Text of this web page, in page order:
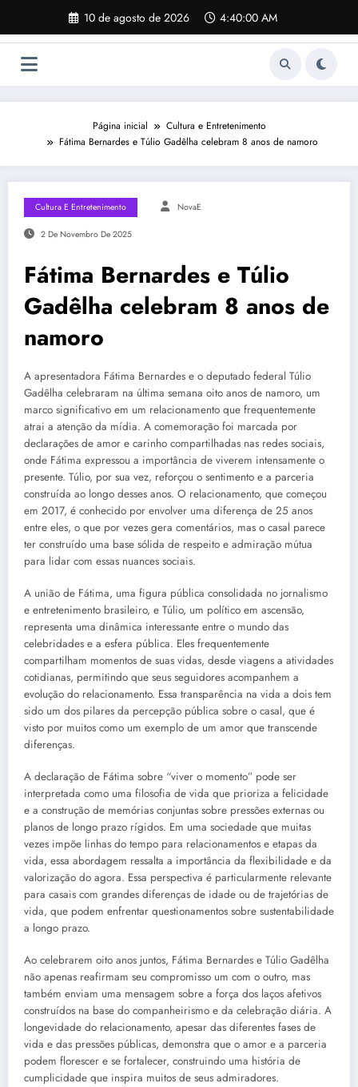
o
10 de agosto de 2026 4:40:01 AM
Página inicial
Cultura e Entretenimento
Fátima Bernardes e Túlio Gadêlha celebram 8 anos de namoro
Cultura E Entretenimento NovaE
2 De Novembro De 2025
Fátima Bernardes e Túlio
Gadêlha celebram 8 anos de
namoro
A apresentadora Fátima Bernardes e o deputado federal Túlio
Gadêlha celebraram na última semana oito anos de namoro, um
marco significativo em um relacionamento que frequentemente
atrai a atenção da mídia. A comemoração foi marcada por
declarações de amor e carinho compartilhadas nas redes sociais,
onde Fátima expressou a importância de viverem intensamente o
presente. Túlio, por sua vez, reforçou o sentimento e a parceria
construída ao longo desses anos. O relacionamento, que começou
em 2017, é conhecido por envolver uma diferença de 25 anos
entre eles, o que por vezes gera comentários, mas o casal parece
ter construído uma base sólida de respeito e admiração mútua
para lidar com essas nuances sociais.
A união de Fátima, uma figura pública consolidada no jornalismo
e entretenimento brasileiro, e Túlio, um político em ascensão,
representa uma dinâmica interessante entre o mundo das
celebridades e a esfera pública. Eles frequentemente
compartilham momentos de suas vidas, desde viagens a atividades
cotidianas, permitindo que seus seguidores acompanhem a
evolução do relacionamento. Essa transparência na vida a dois tem
sido um dos pilares da percepção pública sobre o casal, que é
visto por muitos como um exemplo de um amor que transcende
diferenças.
A declaração de Fátima sobre “viver o momento” pode ser
interpretada como uma filosofia de vida que prioriza a felicidade
e a construção de memórias conjuntas sobre pressões externas ou
planos de longo prazo rígidos. Em uma sociedade que muitas
vezes impõe linhas do tempo para relacionamentos e etapas da
vida, essa abordagem ressalta a importância da flexibilidade e da
valorização do agora. Essa perspectiva é particularmente relevante
para casais com grandes diferenças de idade ou de trajetórias de
vida, que podem enfrentar questionamentos sobre sustentabilidade
a longo prazo.
Ao celebrarem oito anos juntos, Fátima Bernardes e Túlio Gadêlha
não apenas reafirmam seu compromisso um com o outro, mas
também enviam uma mensagem sobre a força dos laços afetivos
construídos na base do companheirismo e da celebração diária. A
longevidade do relacionamento, apesar das diferentes fases de
vida e das pressões públicas, demonstra que o amor e a parceria
podem florescer e se fortalecer, construindo uma história de
cumplicidade que inspira muitos de seus admiradores.